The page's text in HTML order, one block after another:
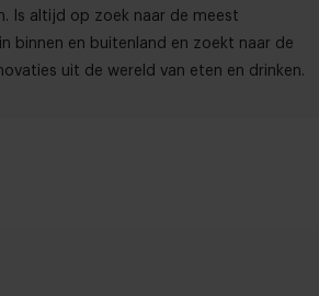
Is altijd op zoek naar de meest
binnen en buitenland en zoekt naar de
uit de wereld van eten en drinken.